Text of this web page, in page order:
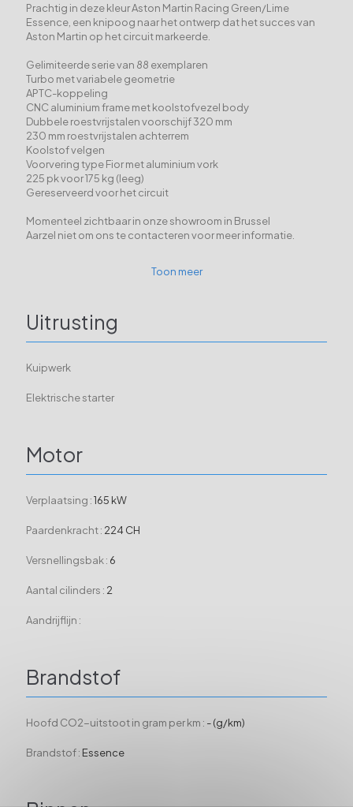
Prachtig in deze kleur Aston Martin Racing Green/Lime
Essence, een knipoog naar het ontwerp dat het succes van
Aston Martin op het circuit markeerde.
Gelimiteerde serie van 88 exemplaren
Turbo met variabele geometrie
APTC-koppeling
CNC aluminium frame met koolstofvezel body
Dubbele roestvrijstalen voorschijf 320 mm
230 mm roestvrijstalen achterrem
Koolstof velgen
Voorvering type Fior met aluminium vork
225 pk voor 175 kg (leeg)
Gereserveerd voor het circuit
Momenteel zichtbaar in onze showroom in Brussel
Aarzel niet om ons te contacteren voor meer informatie.
Toon meer
Uitrusting
Kuipwerk
Elektrische starter
Motor
Verplaatsing :165 kW
Paardenkracht : 224 CH
Versnellingsbak : 6
Aantal cilinders : 2
Aandrijflijn :
Brandstof
Hoofd CO2-uitstoot in gram per km : - (g/km)
Brandstof : Essence